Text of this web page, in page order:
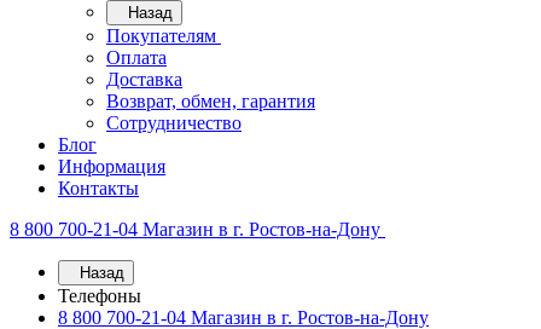
Назад
Покупателям
Оплата
Доставка
Возврат, обмен, гарантия
Сотрудничество
Блог
Информация
Контакты
8 800 700-21-04 Магазин в г. Ростов-на-Дону
Назад
Телефоны
8 800 700-21-04 Магазин в г. Ростов-на-Дону